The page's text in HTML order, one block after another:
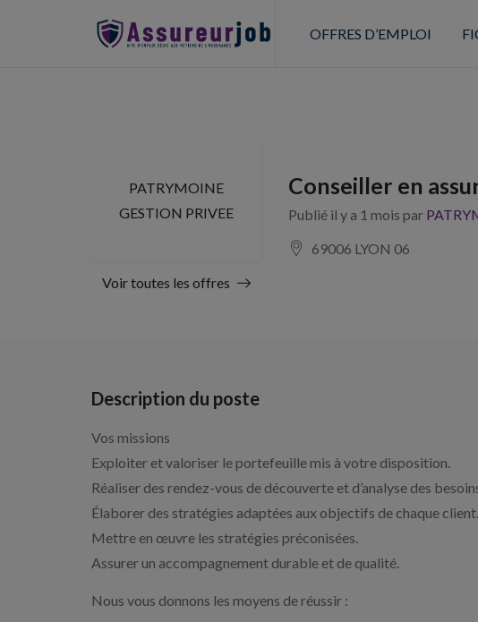
OFFRES D’EMPLOI
PATRYMOINE
GESTION PRIVEE
Voir toutes les offres
Conseiller en
Publié il y a 1 mois par
69006 LYON 06
Description du poste
Vos missions
Exploiter et valoriser le portefeuille mis à votre disposition.
Réaliser des rendez-vous de découverte et d’analyse des
Élaborer des stratégies adaptées aux objectifs de chaque client.
Mettre en œuvre les stratégies préconisées.
Assurer un accompagnement durable et de qualité.
Nous vous donnons les moyens de réussir :